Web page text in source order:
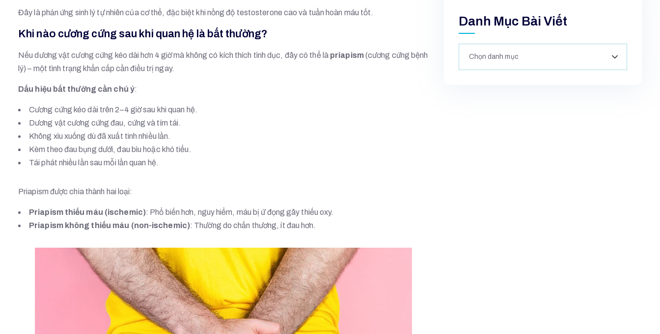
Đây là phản ứng sinh lý tự nhiên của cơ thể, đặc biệt khi nồng độ testosterone cao và tuần hoàn máu tốt.
Khi nào cương cứng sau khi quan hệ là bất thường?
Nếu dương vật cương cứng kéo dài hơn 4 giờ mà không có kích thích tình dục, đây có thể là priapism(cương cứng bệnh
lý) – một tình trạng khẩn cấp cần điều trị ngay.
Dấu hiệu bất thường cần chú ý:
Cương cứng kéo dài trên 2–4 giờ sau khi quan hệ.
Dương vật cương cứng đau, cứng và tím tái.
Không xìu xuống dù đã xuất tinh nhiều lần.
Kèm theo đau bụng dưới, đau bìu hoặc khó tiểu.
Tái phát nhiều lần sau mỗi lần quan hệ.
Priapism được chia thành hai loại:
Priapism thiếu máu (ischemic): Phổ biến hơn, nguy hiểm, máu bị ứ đọng gây thiếu oxy.
Priapism không thiếu máu (non-ischemic): Thường do chấn thương, ít đau hơn.
Danh Mục Bài Viết
Chọn danh mục